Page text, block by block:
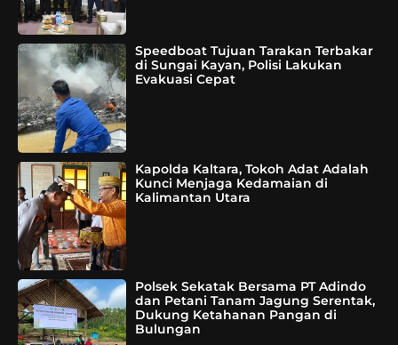
Speedboat Tujuan Tarakan Terbakar
di Sungai Kayan, Polisi Lakukan
Evakuasi Cepat
Kapolda Kaltara, Tokoh Adat Adalah
Kunci Menjaga Kedamaian di
Kalimantan Utara
Polsek Sekatak Bersama PT Adindo
dan Petani Tanam Jagung Serentak,
Dukung Ketahanan Pangan di
Bulungan